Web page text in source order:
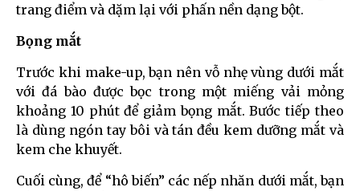
trang điểm và dặm lại với phấn nền dạng bột.
Bọng mắt
Trước khi make-up, bạn nên vỗ nhẹ vùng dưới mắt
với đá bào được bọc trong một miếng vải mỏng
khoảng 10 phút để giảm bọng mắt. Bước tiếp theo
là dùng ngón tay bôi và tán đều kem dưỡng mắt và
kem che khuyết.
Cuối cùng, để “hô biến” các nếp nhăn dưới mắt, bạn